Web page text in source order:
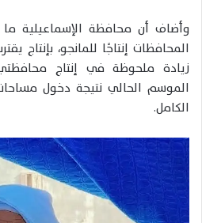
وأضاف أن محافظة الإسماعيلية ما
زيادة ملحوظة في إنتاج محافظتي
الموسم الحالي نتيجة دخول
الكامل.